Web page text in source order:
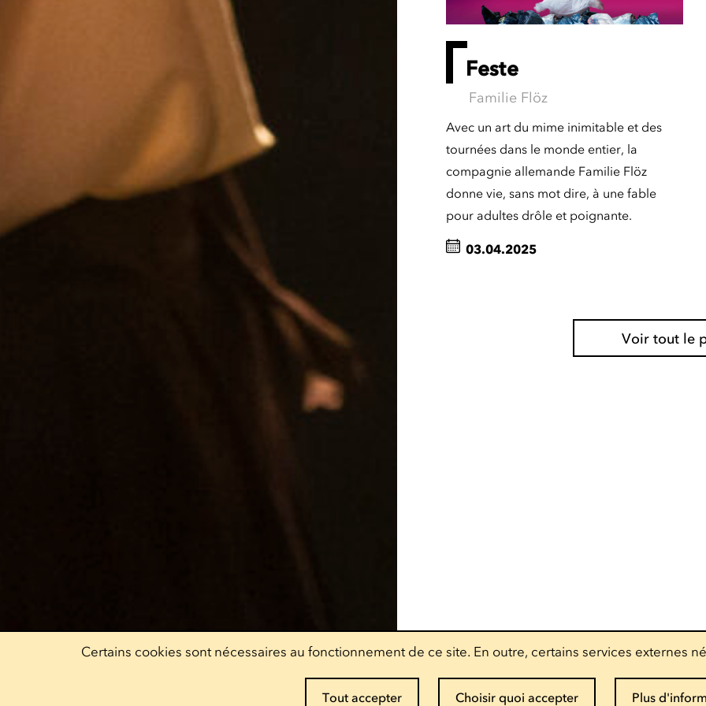
Feste
Familie Flöz
Avec un art du mime inimitable et des
tournées dans le monde entier, la
compagnie allemande Familie Flöz
donne vie, sans mot dire, à une fable
pour adultes drôle et poignante.
03.04.2025
Voir tout le
Certains cookies sont nécessaires au fonctionnement de ce site. En outre, certains services externes
Tout accepter Choisir quoi accepter Plus